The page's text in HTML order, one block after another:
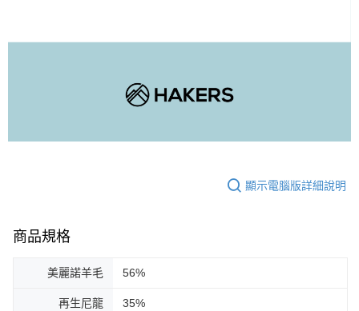
顯示電腦版詳細說明
商品規格
美麗諾羊毛 56%
再生尼龍 35%